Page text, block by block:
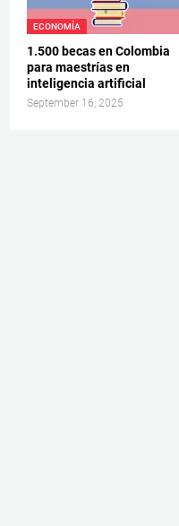
ECONOMÍA
1.500 becas en Colombia
para maestrías en
inteligencia artificial
September 16, 2025